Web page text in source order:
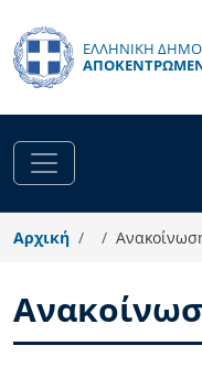
ΕΛΛΗΝΙΚΗ
Αρχική